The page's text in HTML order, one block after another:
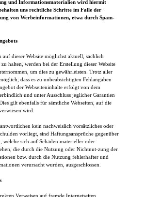
und Informationsmaterialien wird hiermit
uns rechtliche Schritte im Falle der
von Werbeinformationen, etwa durch Spam-
dieser Website möglichst aktuell, sachlich
halten, werden bei der Erstellung dieser Website
um dies zu gewährleisten. Trotz aller
dass es zu unbeabsichtigten Fehlangaben
der Webseiteninhalte erfolgt von dem
und unter Ausschluss jeglicher Garantien
gilt ebenfalls für sämtliche Webseiten, auf die
wird.
kein nachweislich vorsätzliches oder
vorliegt, sind Haftungsansprüche gegenüber
welche sich auf Schäden materieller oder
die durch die Nutzung oder Nichtnut-zung der
bzw. durch die Nutzung fehlerhafter und
verursacht wurden, ausgeschlossen.
Verweisen auf fremde Internetseiten